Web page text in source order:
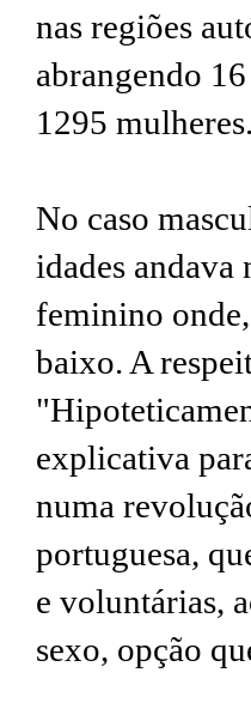
nas regiões
abrangendo
1295 mulheres.
No caso
idades andava
feminino
baixo. A
explicativa
numa
portuguesa,
e voluntárias,
sexo, opção